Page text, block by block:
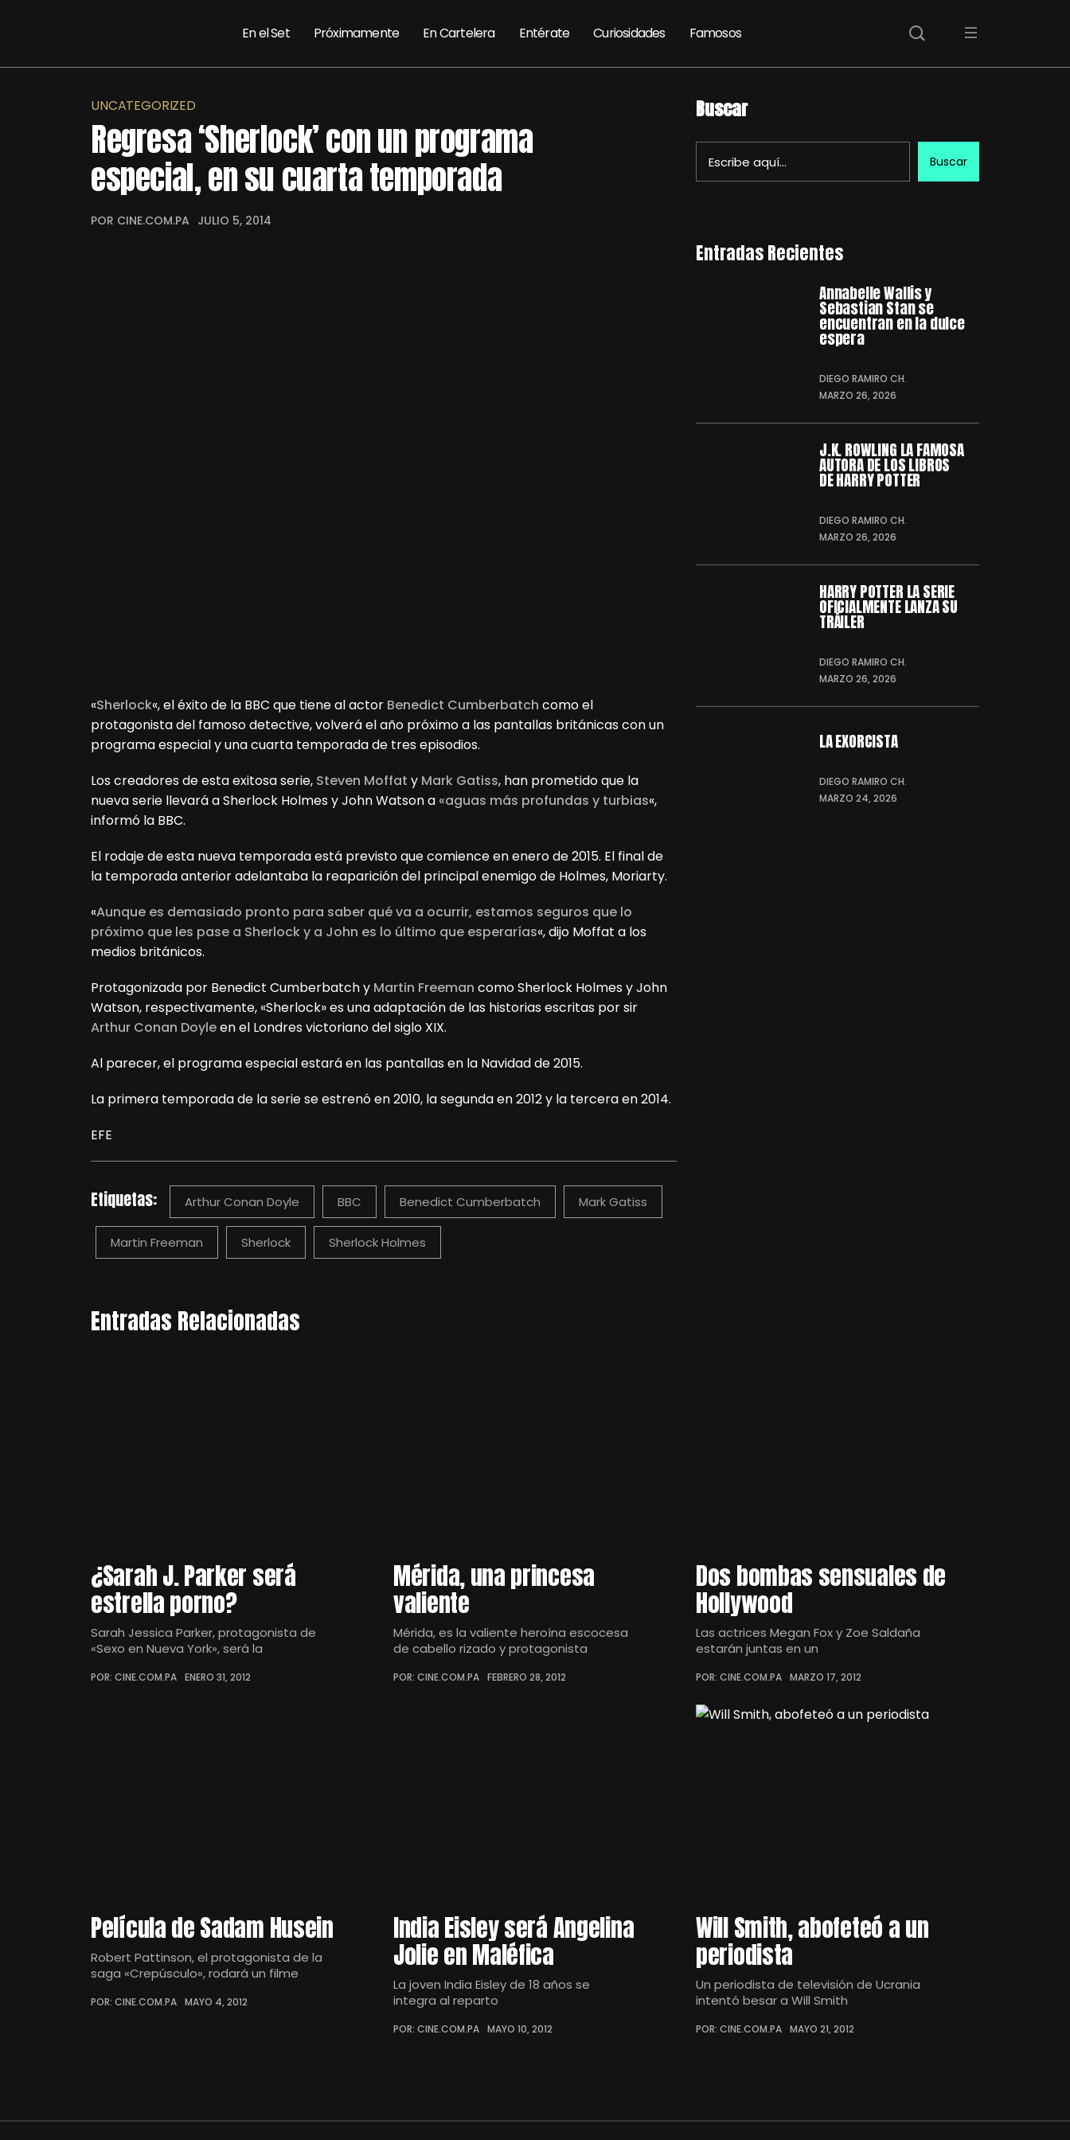
En el Set Próximamente En Cartelera Entérate Curiosidades Famosos
UNCATEGORIZED
Regresa ‘Sherlock’ con un programa
especial, en su cuarta temporada
POR CINE.COM.PA JULIO 5, 2014
«Sherlock«, el éxito de la BBC que tiene al actor Benedict Cumberbatch como el
protagonista del famoso detective, volverá el año próximo a las pantallas británicas con un
programa especial y una cuarta temporada de tres episodios.
Los creadores de esta exitosa serie, Steven Moffat y Mark Gatiss, han prometido que la
nueva serie llevará a Sherlock Holmes y John Watson a «aguas más profundas y turbias«,
informó la BBC.
El rodaje de esta nueva temporada está previsto que comience en enero de 2015. El final de
la temporada anterior adelantaba la reaparición del principal enemigo de Holmes, Moriarty.
«Aunque es demasiado pronto para saber qué va a ocurrir, estamos seguros que lo
próximo que les pase a Sherlock y a John es lo último que esperarías«, dijo Moffat a los
medios británicos.
Protagonizada por Benedict Cumberbatch y Martin Freeman como Sherlock Holmes y John
Watson, respectivamente, «Sherlock» es una adaptación de las historias escritas por sir
Arthur Conan Doyleen el Londres victoriano del siglo XIX.
Al parecer, el programa especial estará en las pantallas en la Navidad de 2015.
La primera temporada de la serie se estrenó en 2010, la segunda en 2012 y la tercera en 2014.
EFE
Etiquetas: Arthur Conan Doyle BBC Benedict Cumberbatch Mark Gatiss
Martin Freeman Sherlock Sherlock Holmes
Buscar
Buscar
Entradas Recientes
Annabelle Wallis y
Sebastian Stan se
encuentran en la dulce
espera
DIEGO RAMIRO CH.
MARZO 26, 2026
J.K. ROWLING LA FAMOSA
AUTORA DE LOS LIBROS
DE HARRY POTTER
DIEGO RAMIRO CH.
MARZO 26, 2026
HARRY POTTER LA SERIE
OFICIALMENTE LANZA SU
TRÁILER
DIEGO RAMIRO CH.
MARZO 26, 2026
LA EXORCISTA
DIEGO RAMIRO CH.
MARZO 24, 2026
Entradas Relacionadas
¿Sarah J. Parker será
estrella porno?
Sarah Jessica Parker, protagonista de
«Sexo en Nueva York», será la
POR: CINE.COM.PA ENERO 31, 2012
Mérida, una princesa
valiente
Mérida, es la valiente heroína escocesa
de cabello rizado y protagonista
POR: CINE.COM.PA FEBRERO 28, 2012
Dos bombas sensuales de
Hollywood
Las actrices Megan Fox y Zoe Saldaña
estarán juntas en un
POR: CINE.COM.PA MARZO 17, 2012
Película de Sadam Husein
Robert Pattinson, el protagonista de la
saga «Crepúsculo«, rodará un filme
POR: CINE.COM.PA MAYO 4, 2012
India Eisley será Angelina
Jolie en Maléfica
La joven India Eisley de 18 años se
integra al reparto
POR: CINE.COM.PA MAYO 10, 2012
Will Smith, abofeteó a un
periodista
Un periodista de televisión de Ucrania
intentó besar a Will Smith
POR: CINE.COM.PA MAYO 21, 2012